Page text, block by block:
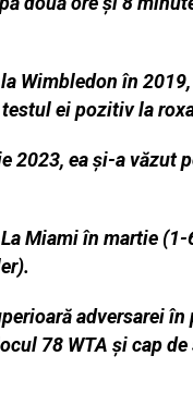
Wimbledon în
ei pozitiv la
ea și-a văzut
Miami în martie
adversarei
78 WTA și cap de